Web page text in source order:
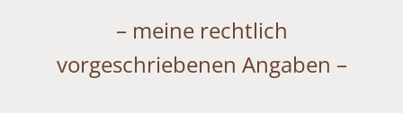
– meine rechtlich
vorgeschriebenen Angaben –